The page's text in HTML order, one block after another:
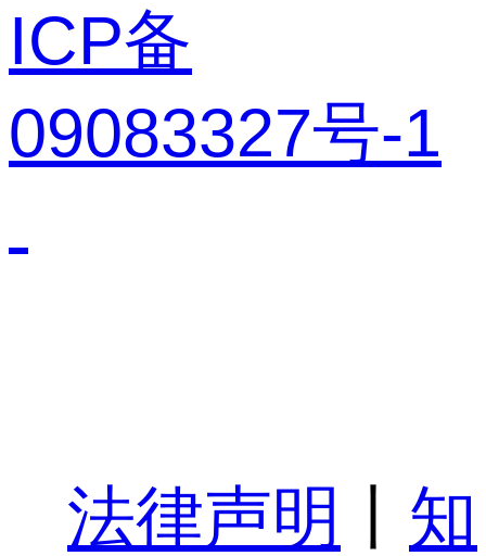
ICP备
09083327号-1
法律声明
知